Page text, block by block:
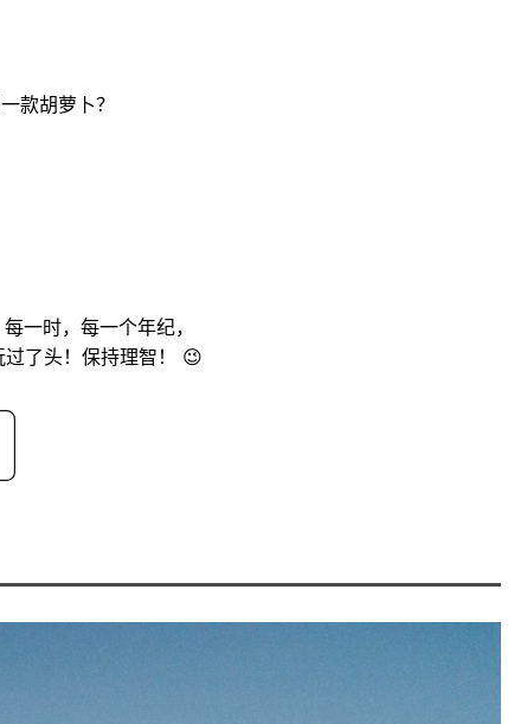
款胡萝卜？
一时，每一个年纪，
了头！保持理智！ 😉